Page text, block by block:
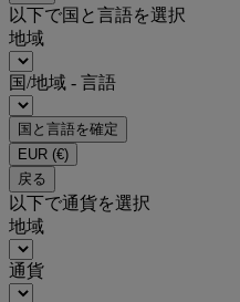
以下で国と言語を選択
地域
国/地域 - 言語
国と言語を確定
EUR (€)
戻る
以下で通貨を選択
地域
通貨